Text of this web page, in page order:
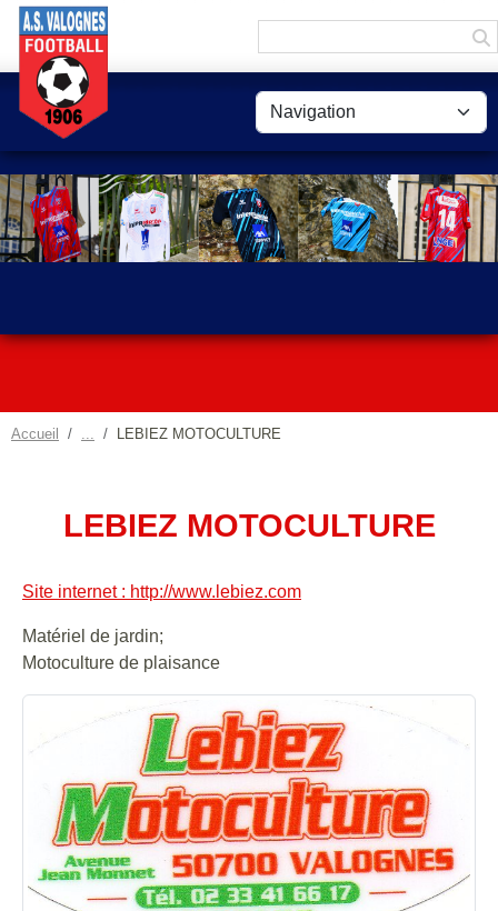
Accueil LEBIEZ MOTOCULTURE
LEBIEZ MOTOCULTURE
Site internet : http://www.lebiez.com
Matériel de jardin;
Motoculture de plaisance
Panneau de gestion des cookies